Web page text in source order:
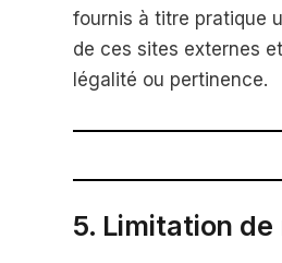
fournis à titre pratique
de ces sites externes
légalité ou pertinence.
5. Limitation